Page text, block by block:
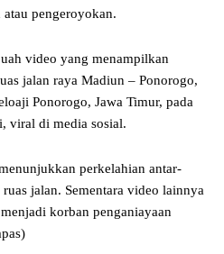
pengeroyokan.
video yang menampilkan
jalan raya Madiun – Ponorogo,
Ponorogo, Jawa Timur, pada
viral di media sosial.
perkelahian antar-
jalan. Sementara video lainnya
korban penganiayaan